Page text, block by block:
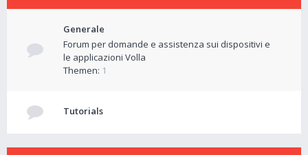
Generale
Forum per domande e assistenza sui dispositivi e
le applicazioni Volla
Themen: 1
Tutorials